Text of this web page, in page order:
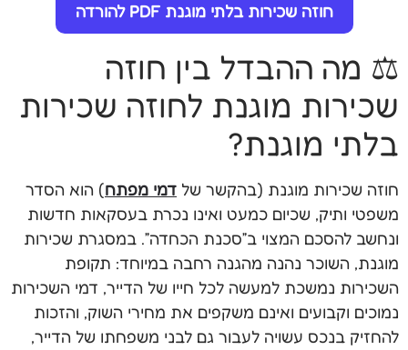
חוזה שכירות בלתי מוגנת PDF להורדה
⚖️ מה ההבדל בין חוזה
שכירות מוגנת לחוזה שכירות
בלתי מוגנת?
חוזה שכירות מוגנת (בהקשר של דמי מפתח) הוא הסדר
משפטי ותיק, שכיום כמעט ואינו נכרת בעסקאות חדשות
ונחשב להסכם המצוי ב״סכנת הכחדה״. במסגרת שכירות
מוגנת, השוכר נהנה מהגנה רחבה במיוחד: תקופת
השכירות נמשכת למעשה לכל חייו של הדייר, דמי השכירות
נמוכים וקבועים ואינם משקפים את מחירי השוק, והזכות
להחזיק בנכס עשויה לעבור גם לבני משפחתו של הדייר,